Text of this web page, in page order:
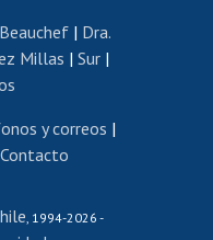
de títulos
Estudiantil
Beauchef| Dra.
Millas | Sur |
y correos |
Contacto
, 1994-2026 -